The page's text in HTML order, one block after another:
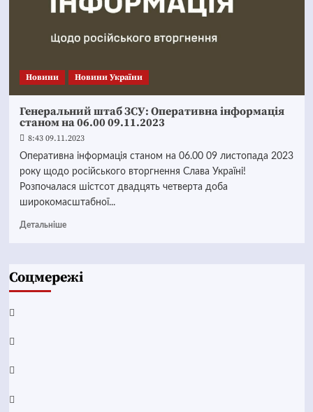
Новини Новини України
Генеральний штаб ЗСУ: Оперативна інформація
станом на 06.00 09.11.2023
8:43 09.11.2023
Оперативна інформація станом на 06.00 09 листопада 2023
року щодо російського вторгнення Слава Україні!
Розпочалася шістсот двадцять четверта доба
широкомасштабної...
Детальніше
Соцмережі
Facebook
YouTube
Telegram
Instagram